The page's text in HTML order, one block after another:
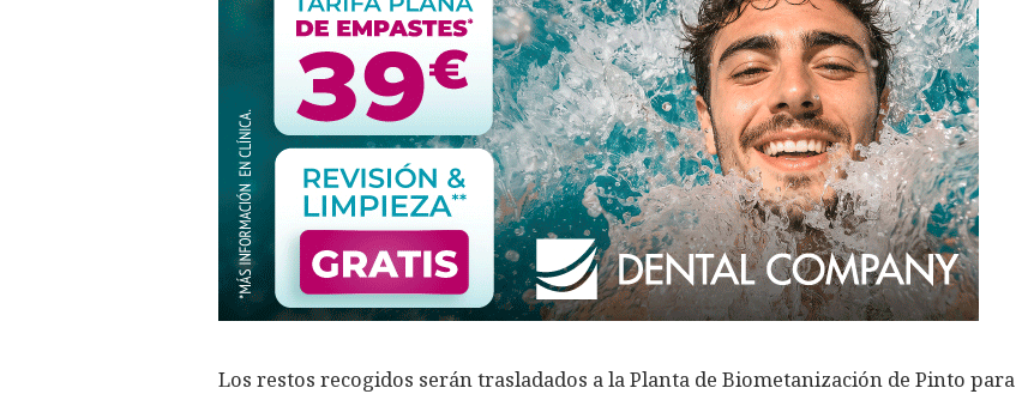
Los restos recogidos serán trasladados a la Planta de Biometanización de Pinto para